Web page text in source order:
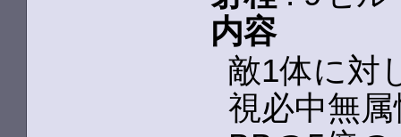
内容
敵1体に対
視必中無